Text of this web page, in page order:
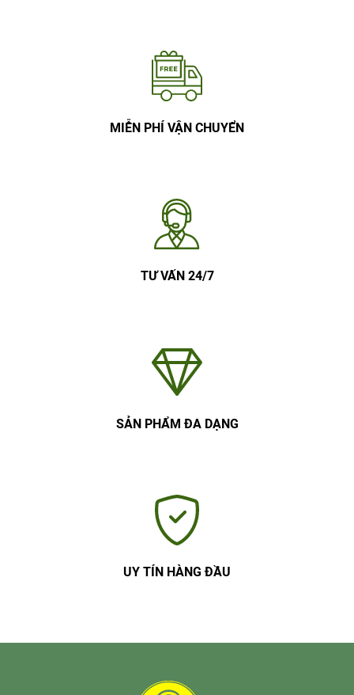
MIỄN PHÍ VẬN CHUYỂN
TƯ VẤN 24/7
SẢN PHẨM ĐA DẠNG
UY TÍN HÀNG ĐẦU